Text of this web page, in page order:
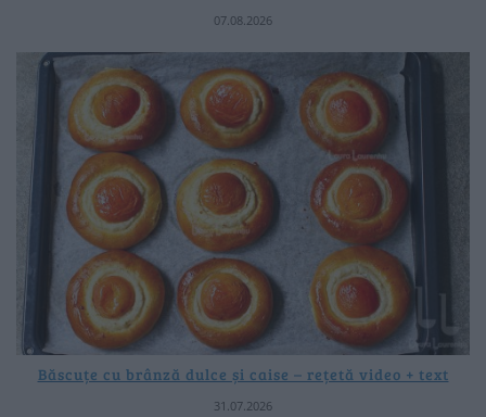
07.08.2026
Băscuțe cu brânză dulce și caise – rețetă video + text
31.07.2026